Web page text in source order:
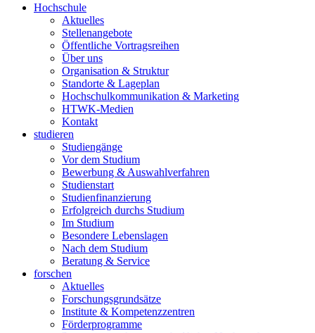
Hochschule
Aktuelles
Stellenangebote
Öffentliche Vortragsreihen
Über uns
Organisation & Struktur
Standorte & Lageplan
Hochschulkommunikation & Marketing
HTWK-Medien
Kontakt
studieren
Studiengänge
Vor dem Studium
Bewerbung & Auswahlverfahren
Studienstart
Studienfinanzierung
Erfolgreich durchs Studium
Im Studium
Besondere Lebenslagen
Nach dem Studium
Beratung & Service
forschen
Aktuelles
Forschungsgrundsätze
Institute & Kompetenzzentren
Förderprogramme